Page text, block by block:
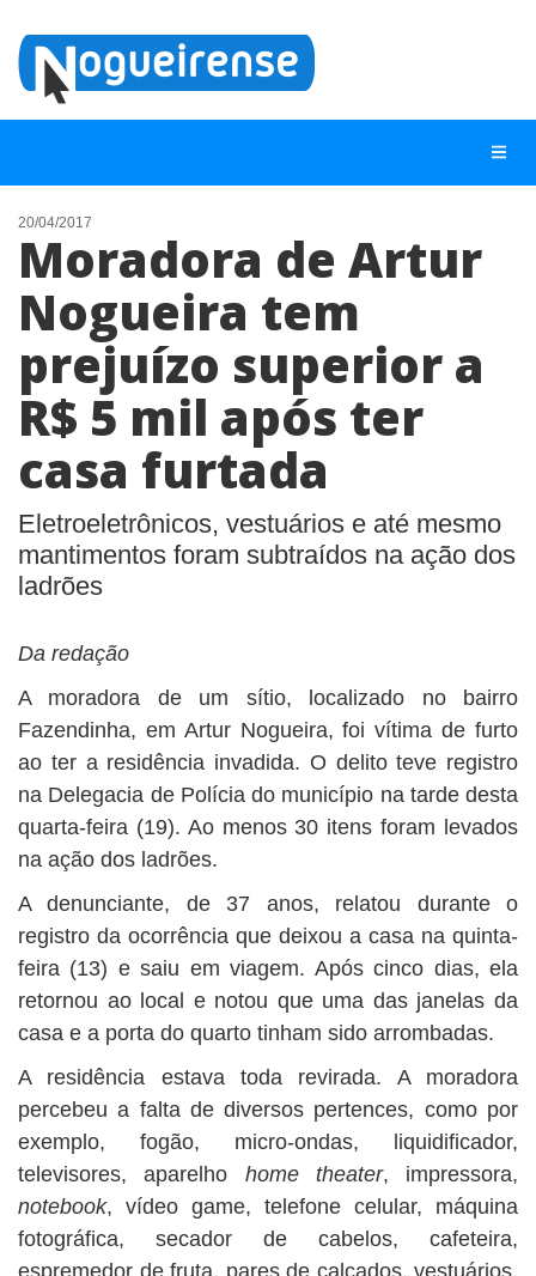
NOTÍCIAS
LISTA DIGITAL
TELEFONES ÚTEIS
QUEM SOMOS
CONTATO
ANUNCIE
BUSCAR
20/04/2017
Moradora de Artur
Nogueira tem
prejuízo superior a
R$ 5 mil após ter
casa furtada
Eletroeletrônicos, vestuários e até mesmo
mantimentos foram subtraídos na ação dos
ladrões
Da redação
A moradora de um sítio, localizado no bairro
Fazendinha, em Artur Nogueira, foi vítima de furto
ao ter a residência invadida. O delito teve registro
na Delegacia de Polícia do município na tarde desta
quarta-feira (19). Ao menos 30 itens foram levados
na ação dos ladrões.
A denunciante, de 37 anos, relatou durante o
registro da ocorrência que deixou a casa na quinta-
feira (13) e saiu em viagem. Após cinco dias, ela
retornou ao local e notou que uma das janelas da
casa e a porta do quarto tinham sido arrombadas.
A residência estava toda revirada. A moradora
percebeu a falta de diversos pertences, como por
exemplo, fogão, micro-ondas, liquidificador,
televisores, aparelho home theater, impressora,
notebook, vídeo game, telefone celular, máquina
fotográfica, secador de cabelos, cafeteira,
espremedor de fruta, pares de calçados, vestuários,